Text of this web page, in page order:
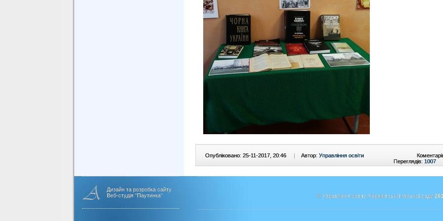
Опубліковано: 25-11-2017, 20:46 | Автор: Управління освіти
Переглядів: 1007
Дизайн та розробка сайту
Веб-студія "Паутинка"
© Управління освіти Чернігівської міської ради